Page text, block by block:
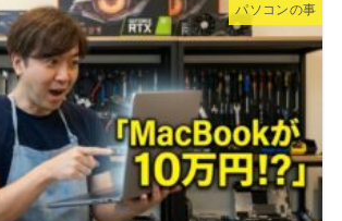
パソコンの事